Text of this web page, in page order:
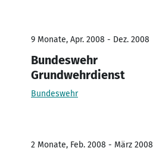
9 Monate, Apr. 2008 - Dez. 2008
Bundeswehr
Grundwehrdienst
Bundeswehr
2 Monate, Feb. 2008 - März 2008